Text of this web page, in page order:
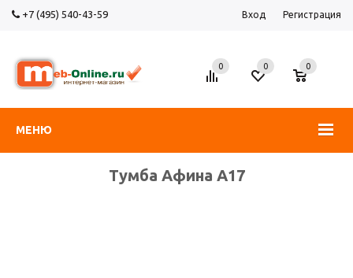
+7 (495) 540-43-59 Вход Регистрация
МЕНЮ
0 0
0
Тумба Афина А17